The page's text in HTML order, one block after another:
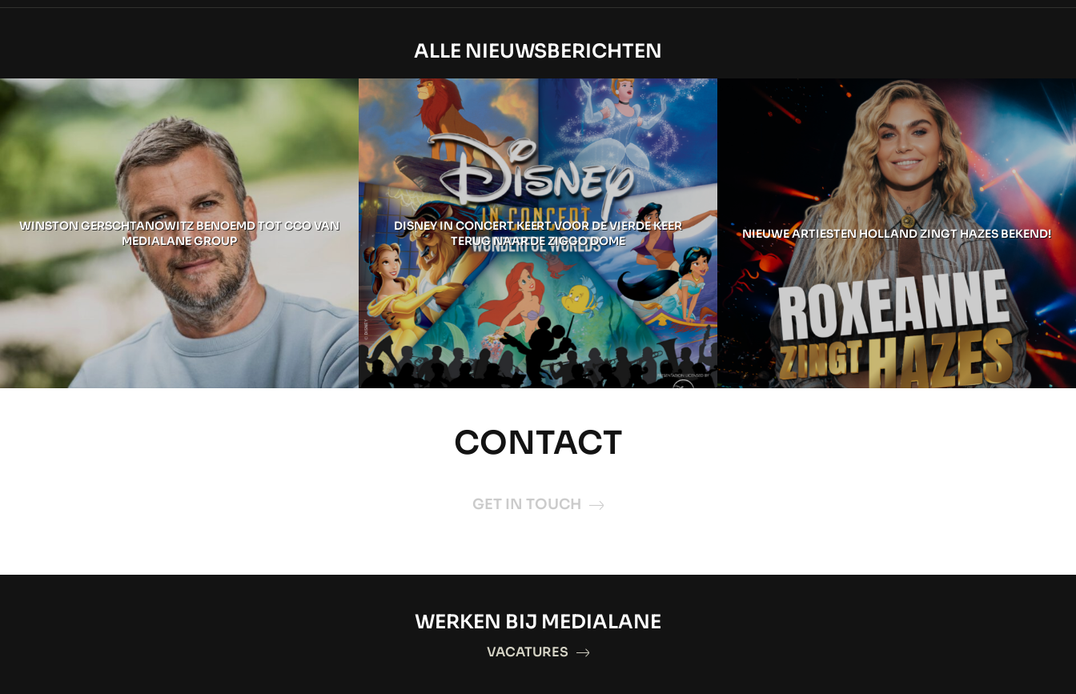
ALLE NIEUWSBERICHTEN
WINSTON GERSCHTANOWITZ BENOEMD TOT CCO VAN
MEDIALANE GROUP
DISNEY IN CONCERT KEERT VOOR DE VIERDE KEER
TERUG NAAR DE ZIGGO DOME
NIEUWE ARTIESTEN HOLLAND ZINGT HAZES BEKEND!
CONTACT
GET IN TOUCH
WERKEN BIJ MEDIALANE
VACATURES